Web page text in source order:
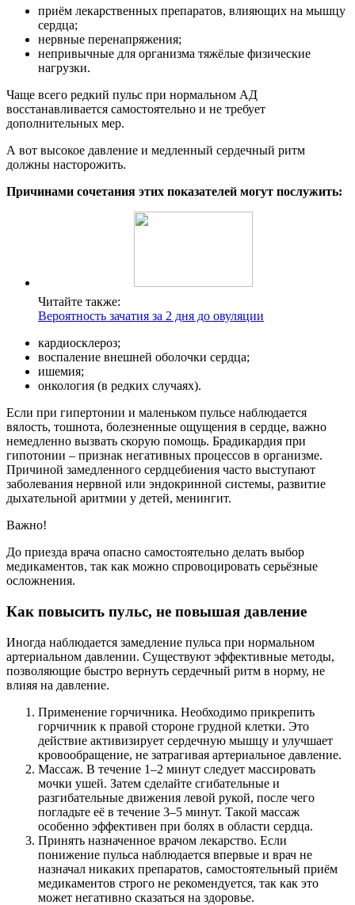
приём лекарственных препаратов, влияющих на мышцу
сердца;
нервные перенапряжения;
непривычные для организма тяжёлые физические
нагрузки.
Чаще всего редкий пульс при нормальном АД
восстанавливается самостоятельно и не требует
дополнительных мер.
А вот высокое давление и медленный сердечный ритм
должны насторожить.
Причинами сочетания этих показателей могут послужить:
Читайте также:
Вероятность зачатия за 2 дня до овуляции
кардиосклероз;
воспаление внешней оболочки сердца;
ишемия;
онкология (в редких случаях).
Если при гипертонии и маленьком пульсе наблюдается
вялость, тошнота, болезненные ощущения в сердце, важно
немедленно вызвать скорую помощь. Брадикардия при
гипотонии – признак негативных процессов в организме.
Причиной замедленного сердцебиения часто выступают
заболевания нервной или эндокринной системы, развитие
дыхательной аритмии у детей, менингит.
Важно!
До приезда врача опасно самостоятельно делать выбор
медикаментов, так как можно спровоцировать серьёзные
осложнения.
Как повысить пульс, не повышая давление
Иногда наблюдается замедление пульса при нормальном
артериальном давлении. Существуют эффективные методы,
позволяющие быстро вернуть сердечный ритм в норму, не
влияя на давление.
Применение горчичника. Необходимо прикрепить
горчичник к правой стороне грудной клетки. Это
действие активизирует сердечную мышцу и улучшает
кровообращение, не затрагивая артериальное давление.
Массаж. В течение 1–2 минут следует массировать
мочки ушей. Затем сделайте сгибательные и
разгибательные движения левой рукой, после чего
погладьте её в течение 3–5 минут. Такой массаж
особенно эффективен при болях в области сердца.
Принять назначенное врачом лекарство. Если
понижение пульса наблюдается впервые и врач не
назначал никаких препаратов, самостоятельный приём
медикаментов строго не рекомендуется, так как это
может негативно сказаться на здоровье.